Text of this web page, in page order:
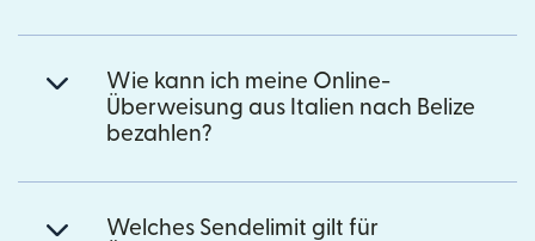
Wie kann ich meine Online-
Überweisung aus Italien nach Belize
bezahlen?
Welches Sendelimit gilt für